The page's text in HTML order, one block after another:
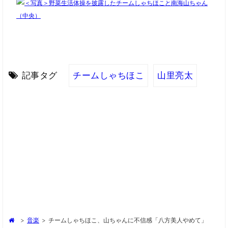
記事タグ チームしゃちほこ 山里亮太
> 音楽 > チームしゃちほこ、山ちゃんに不信感「八方美人やめて」